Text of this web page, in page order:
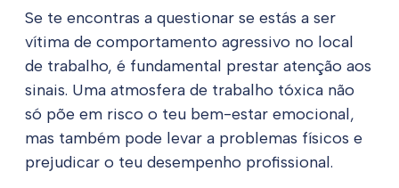
Se te encontras a questionar se estás a ser
vítima de comportamento agressivo no local
de trabalho, é fundamental prestar atenção aos
sinais. Uma atmosfera de trabalho tóxica não
só põe em risco o teu bem-estar emocional,
mas também pode levar a problemas físicos e
prejudicar o teu desempenho profissional.